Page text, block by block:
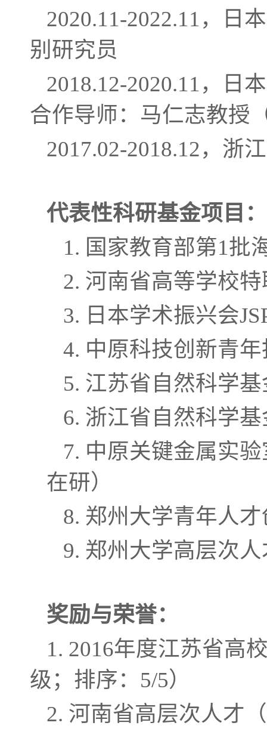
2020.11-2022.11，日
别研究员
2018.12-2020.11，日
合作导师：马仁志教授
2017.02-2018.12，浙
代表性科研基金项目：
1. 国家教育部第1批
2. 河南省高等学校
3. 日本学术振兴会
4. 中原科技创新青
5. 江苏省自然科学
6. 浙江省自然科学
7. 中原关键金属实
在研）
8. 郑州大学青年人
9. 郑州大学高层次
奖励与荣誉：
1. 2016年度江苏省高
级；排序：5/5）
2. 河南省高层次人才